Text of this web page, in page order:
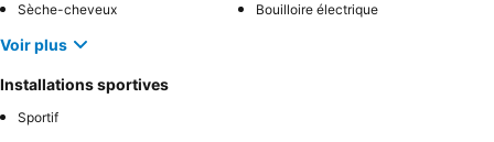
Sèche-cheveux
Bouilloire électrique
Voir plus
Installations sportives
Sportif